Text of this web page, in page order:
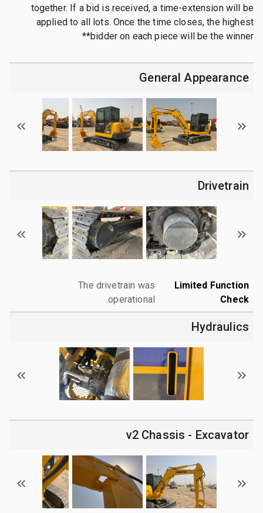
together. If a bid is received, a time-extension will be
applied to all lots. Once the time closes, the highest
bidder on each piece will be the winner**
General Appearance
Drivetrain
Limited Function
Check
The drivetrain was
operational.
Hydraulics
v2 Chassis - Excavator